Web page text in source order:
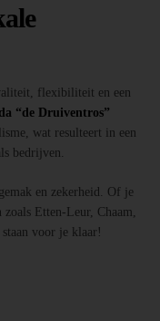
flexibiliteit en een
“de Druiventros”
wat resulteert in een
bedrijven.
en zekerheid. Of je
Etten-Leur, Chaam,
voor je klaar!